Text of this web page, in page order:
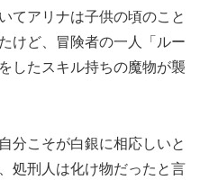
てアリナは子供の頃のこと
けど、冒険者の一人「ルー
したスキル持ちの魔物が襲
分こそが白銀に相応しいと
処刑人は化け物だったと言